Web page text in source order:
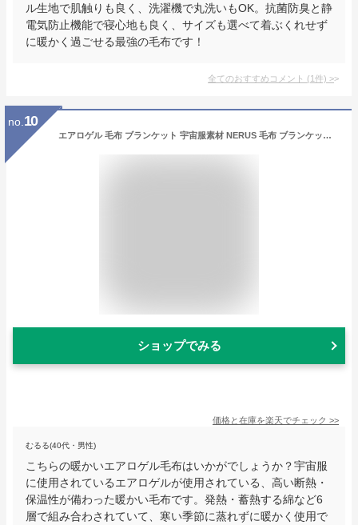
ル生地で肌触りも良く、洗濯機で丸洗いもOK。抗菌防臭と静
電気防止機能で寝心地も良く、サイズも選べて着ぶくれせず
に暖かく過ごせる最強の毛布です！
全てのおすすめコメント (1件) >
no. 10
エアロゲル 毛布 ブランケット 宇宙服素材 NERUS 毛布 ブランケット 毛布 シングル セミダブル ダブル クイーン 宇宙服エアロゲル 極暖 あったか もうふ 暖かい エアロゲル毛布 保温 JST0031
ショップでみる
価格と在庫を楽天でチェック >>
むるる(40代・男性)
こちらの暖かいエアロゲル毛布はいかがでしょうか？宇宙服
に使用されているエアロゲルが使用されている、高い断熱・
保温性が備わった暖かい毛布です。発熱・蓄熱する綿など6
層で組み合わされていて、寒い季節に蒸れずに暖かく使用で